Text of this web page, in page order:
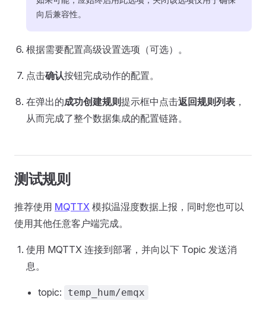
向后兼容性。
根据需要配置高级设置选项（可选）。
点击确认按钮完成动作的配置。
在弹出的成功创建规则提示框中点击返回规则列表 ，
从而完成了整个数据集成的配置链路。
测试规则
推荐使用 MQTTX 模拟温湿度数据上报，同时您也可以
使用其他任意客户端完成。
使用 MQTTX 连接到部署，并向以下 Topic 发送消
息。
topic: temp_hum/emqx